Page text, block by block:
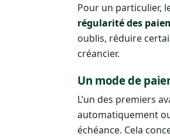
Pour un particulier,
régularité des
oublis, réduire
créancier.
Un mode de
L’un des premiers
automatiquement
échéance. Cela